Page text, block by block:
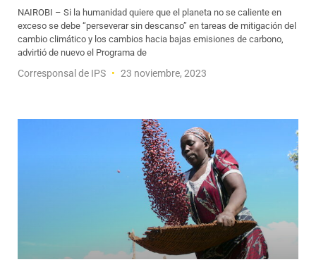
NAIROBI – Si la humanidad quiere que el planeta no se caliente en
exceso se debe “perseverar sin descanso” en tareas de mitigación del
cambio climático y los cambios hacia bajas emisiones de carbono,
advirtió de nuevo el Programa de
Corresponsal de IPS 23 noviembre, 2023